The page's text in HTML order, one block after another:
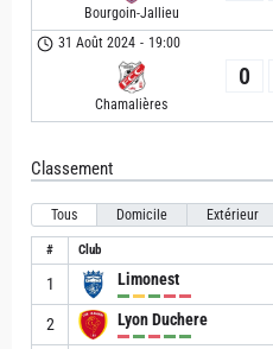
Bourgoin-Jallieu
31 Août 2024 - 19:00
Chamalières
0
Classement
Tous Domicile Extérieur
# Club
1 Limonest
2 Lyon Duchere